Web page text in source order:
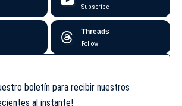
Subscribe
Threads
Follow
boletín para recibir nuestros
al instante!